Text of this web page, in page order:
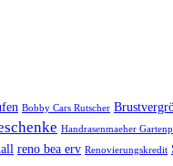
Bobby Cars Rutscher
Handrasenmaeher
reno bea erv Renovierungskredit